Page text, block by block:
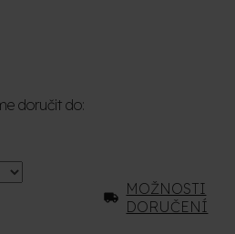
doručit do:
MOŽNOSTI
DORUČENÍ